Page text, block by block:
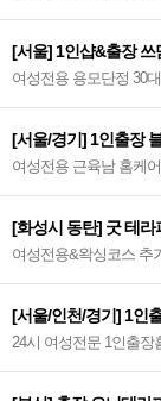
[서울] 1인샵&출장 쓰
여성전용 용모단정 30
[서울/경기] 1인출장
여성전용 근육남 홈케
[화성시 동탄] 굿 테라
여성전용&왁싱코스 추
[서울/인천/경기] 1인
24시 여성전문 1인출장